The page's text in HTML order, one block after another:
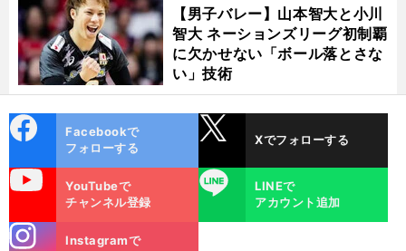
【男子バレー】山本智大と小川
智大 ネーションズリーグ初制覇
に欠かせない「ボール落とさな
い」技術
ok
Facebookで
フォローする
Xでフォローする
YouTubeで
チャンネル登録
LINE
LINEで
アカウント追加
Instagramで